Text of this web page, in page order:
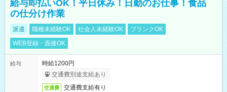
給与即払いOK！平日休み！日勤のお仕事！食品
の仕分け作業
派遣 職種未経験OK 社会人未経験OK
ブランクOK
WEB登録・面接OK
給与
時給1200円
交通費別途支給あり
交通費 交通費支給有り